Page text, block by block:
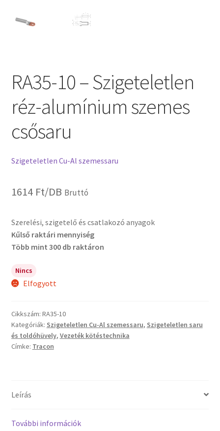
RA35-10 – Szigeteletlen
réz-alumínium szemes
csősaru
Szigeteletlen Cu-Al szemessaru
1614 Ft/DB Bruttó
Szerelési, szigetelő és csatlakozó anyagok
Kűlső raktári mennyiség
Több mint 300 db raktáron
Nincs
Elfogyott
Cikkszám: RA35-10
Kategóriák: Szigeteletlen Cu-Al szemessaru, Szigeteletlen saru
és toldóhüvely, Vezeték kötéstechnika
Címke: Tracon
Leírás
További információk